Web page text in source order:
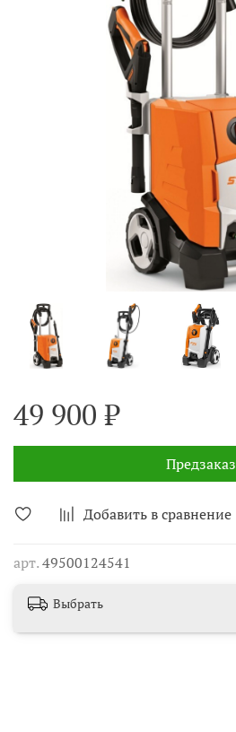
Добавить в сравнение
арт.49500124541
49 900 ₽
Предзаказ
Выбрать